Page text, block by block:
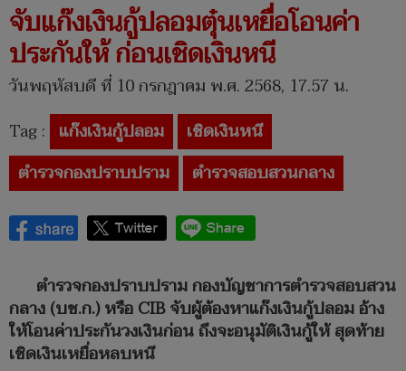
จับแก๊งเงินกู้ปลอมตุ๋นเหยื่อโอนค่า
ประกันให้ ก่อนเชิดเงินหนี
วันพฤหัสบดี ที่ 10 กรกฎาคม พ.ศ. 2568, 17.57 น.
Tag : แก๊งเงินกู้ปลอม
เชิดเงินหนี
ตำรวจกองปราบปราม
ตำรวจสอบสวนกลาง
ตำรวจกองปราบปราม กองบัญชาการตำรวจสอบสวน
กลาง (บช.ก.) หรือ CIB จับผู้ต้องหาแก๊งเงินกู้ปลอม อ้าง
ให้โอนค่าประกันวงเงินก่อน ถึงจะอนุมัติเงินกู้ให้ สุดท้าย
เชิดเงินเหยื่อหลบหนี